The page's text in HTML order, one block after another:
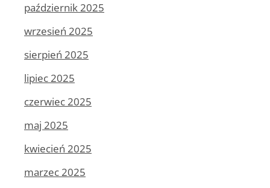
październik 2025
wrzesień 2025
sierpień 2025
lipiec 2025
czerwiec 2025
maj 2025
kwiecień 2025
marzec 2025